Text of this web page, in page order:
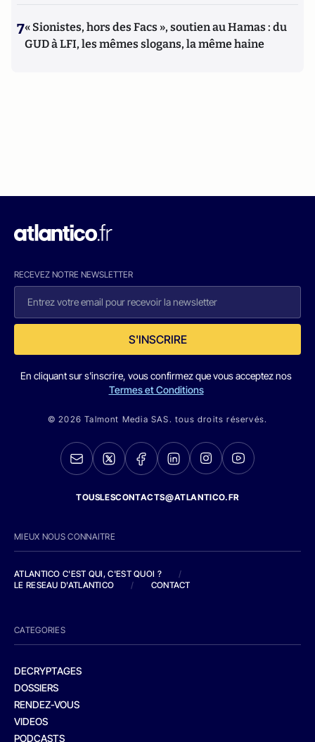
7« Sionistes, hors des Facs », soutien au Hamas : du
GUD à LFI, les mêmes slogans, la même haine
RECEVEZ NOTRE NEWSLETTER
S'INSCRIRE
En cliquant sur s'inscrire, vous confirmez que vous acceptez nos
Termes et Conditions
© 2026 Talmont Media SAS. tous droits réservés.
TOUSLESCONTACTS@ATLANTICO.FR
MIEUX NOUS CONNAITRE
ATLANTICO C'EST QUI, C'EST QUOI ?
/
LE RESEAU D'ATLANTICO
/ CONTACT
CATEGORIES
DECRYPTAGES
DOSSIERS
RENDEZ-VOUS
VIDEOS
PODCASTS